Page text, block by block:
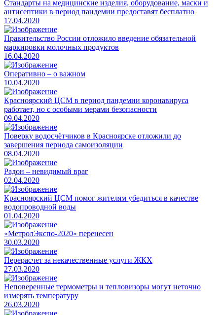
Стандарты на медицинские изделия, оборудование, маски и
антисептики в период пандемии предоставят бесплатно
17.04.2020
Правительство России отложило введение обязательной
маркировки молочных продуктов
16.04.2020
Оперативно – о важном
10.04.2020
Красноярский ЦСМ в период пандемии коронавируса
работает, но с особыми мерами безопасности
09.04.2020
Поверку водосчётчиков в Красноярске отложили до
завершения периода самоизоляции
08.04.2020
Радон – невидимый враг
02.04.2020
Красноярский ЦСМ помог жителям убедиться в качестве
водопроводной воды
01.04.2020
«МетролЭкспо-2020» перенесен
30.03.2020
Перерасчет за некачественные услуги ЖКХ
27.03.2020
Неповеренные термометры и тепловизоры могут неточно
измерять температуру
26.03.2020